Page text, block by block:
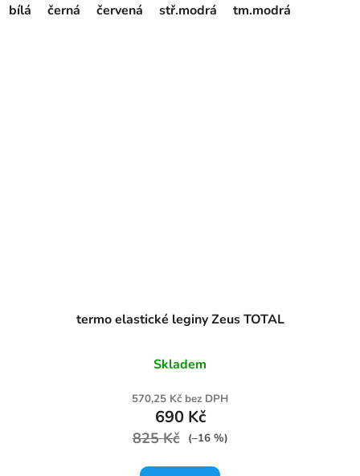
bílá černá červená stř.modrá tm.modrá
termo elastické leginy Zeus TOTAL
Skladem
570,25 Kč bez DPH
690 Kč
825 Kč (–16 %)